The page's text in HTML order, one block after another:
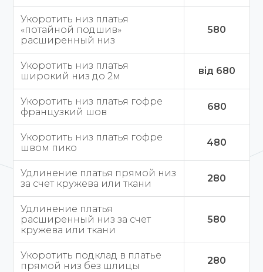
Укоротить низ платья
«потайной подшив»
расширенный низ
580
Укоротить низ платья
широкий низ до 2м
від 680
Укоротить низ платья гофре
французкий шов
680
Укоротить низ платья гофре
швом пико
480
Удлинение платья прямой низ
за счет кружева или ткани
280
Удлинение платья
расширенный низ за счет
кружева или ткани
580
Укоротить подклад в платье
прямой низ без шлицы
280